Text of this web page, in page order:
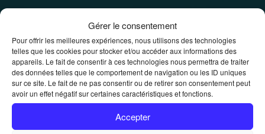
Gérer le consentement
Pour offrir les meilleures expériences, nous utilisons des technologies
telles que les cookies pour stocker et/ou accéder aux informations des
appareils. Le fait de consentir à ces technologies nous permettra de traiter
des données telles que le comportement de navigation ou les ID uniques
sur ce site. Le fait de ne pas consentir ou de retirer son consentement peut
avoir un effet négatif sur certaines caractéristiques et fonctions.
Accepter
Location de photocopieurs et
imprimantes
Accueil»Location de photocopieurs et imprimantes